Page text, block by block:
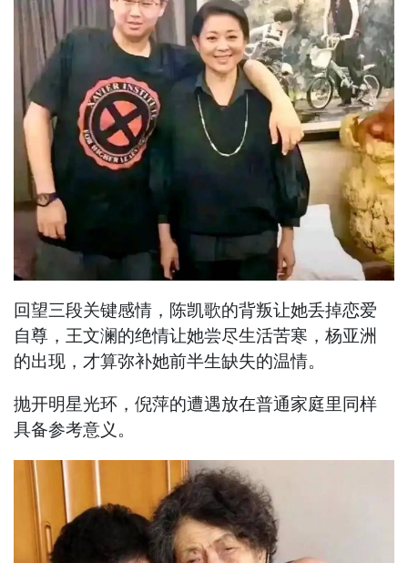
回望三段关键感情，陈凯歌的背叛让她丢掉恋爱
自尊，王文澜的绝情让她尝尽生活苦寒，杨亚洲
的出现，才算弥补她前半生缺失的温情。
抛开明星光环，倪萍的遭遇放在普通家庭里同样
具备参考意义。